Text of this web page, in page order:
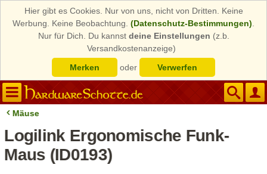
Hier gibt es Cookies. Nur von uns, nicht von Dritten. Keine
Werbung. Keine Beobachtung. (Datenschutz-Bestimmungen)
Nur für Dich. Du kannst deine Einstellungen (z.b.
Versandkostenanzeige)
Merken
oder Verwerfen
Mäuse
Logilink Ergonomische Funk-
Maus (ID0193)